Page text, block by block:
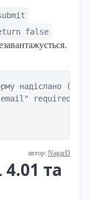
false
надіслано
required></
автор: NagarD
та